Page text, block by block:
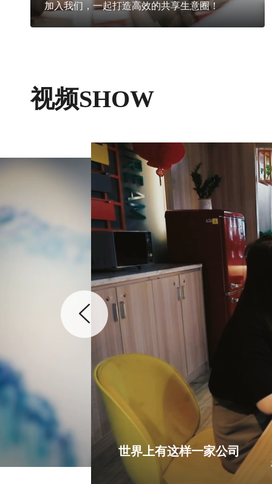
加入我们，一起打造高效的共享生意圈！
视频SHOW
世界上有这样一家公司